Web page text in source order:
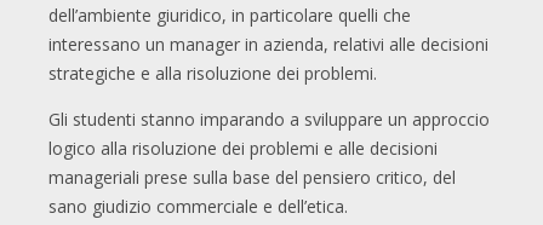
dell’ambiente giuridico, in particolare quelli che
interessano un manager in azienda, relativi alle decisioni
strategiche e alla risoluzione dei problemi.
Gli studenti stanno imparando a sviluppare un approccio
logico alla risoluzione dei problemi e alle decisioni
manageriali prese sulla base del pensiero critico, del
sano giudizio commerciale e dell’etica.